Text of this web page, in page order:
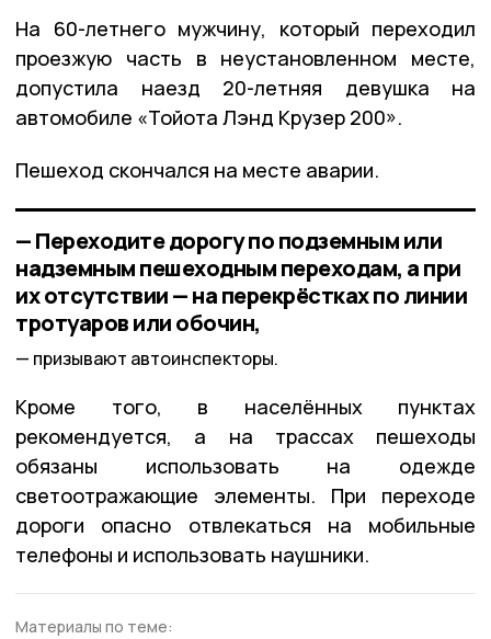
На 60-летнего мужчину, который переходил
проезжую часть в неустановленном месте,
допустила наезд 20-летняя девушка на
автомобиле «Тойота Лэнд Крузер 200».
Пешеход скончался на месте аварии.
— Переходите дорогу по подземным или
надземным пешеходным переходам, а при
их отсутствии — на перекрёстках по линии
тротуаров или обочин,
призывают автоинспекторы.
Кроме того, в населённых пунктах
рекомендуется, а на трассах пешеходы
обязаны использовать на одежде
светоотражающие элементы. При переходе
дороги опасно отвлекаться на мобильные
телефоны и использовать наушники.
Материалы по теме: